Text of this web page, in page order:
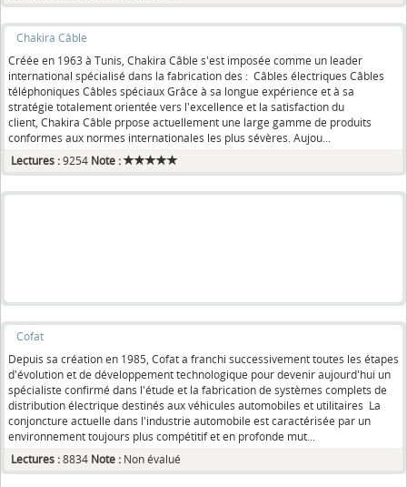
Chakira Câble
Créée en 1963 à Tunis, Chakira Câble s'est imposée comme un leader
international spécialisé dans la fabrication des : Câbles électriques Câbles
téléphoniques Câbles spéciaux Grâce à sa longue expérience et à sa
stratégie totalement orientée vers l'excellence et la satisfaction du
client, Chakira Câble prpose actuellement une large gamme de produits
conformes aux normes internationales les plus sévères. Aujou...
Lectures :9254 Note :
Cofat
Depuis sa création en 1985, Cofat a franchi successivement toutes les étapes
d'évolution et de développement technologique pour devenir aujourd'hui un
spécialiste confirmé dans l'étude et la fabrication de systèmes complets de
distribution électrique destinés aux véhicules automobiles et utilitaires La
conjoncture actuelle dans l'industrie automobile est caractérisée par un
environnement toujours plus compétitif et en profonde mut...
Lectures :8834 Note : Non évalué